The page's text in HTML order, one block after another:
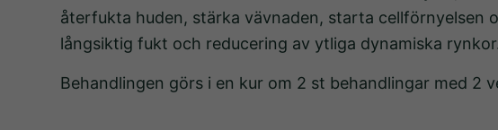
återfukta huden, stärka vävnaden, starta cellförnyelsen
långsiktig fukt och reducering av ytliga dynamiska
Behandlingen görs i en kur om 2 st behandlingar med 2